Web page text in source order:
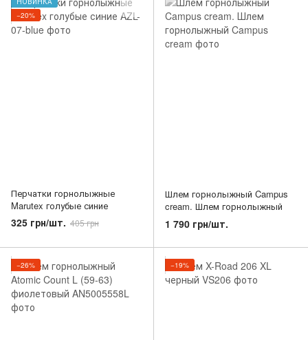
−20%
Перчатки горнолыжные
Marutex голубые синие
325 грн/шт. 405 грн
Шлем горнолыжный Campus
cream. Шлем горнолыжный
1 790 грн/шт.
−26% −19%